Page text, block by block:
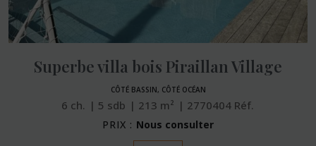
Superbe villa bois Piraillan Village
CÔTÉ BASSIN, CÔTÉ OCÉAN
6 ch. 5 sdb 213 m² 2770404 Réf.
PRIX : Nous consulter